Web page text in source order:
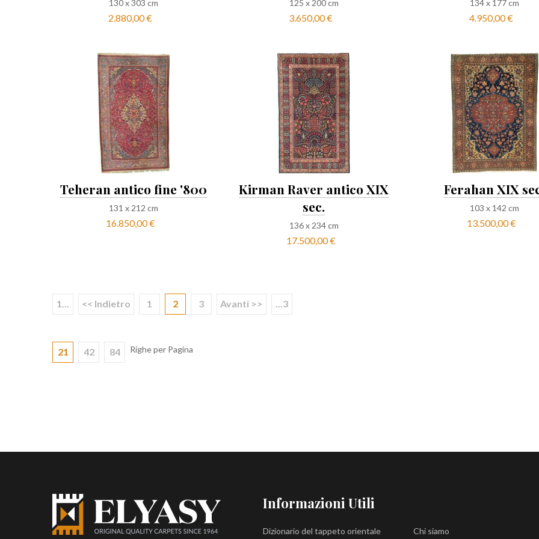
130x303 cm
2.880,00 €
125 x 200cm
3.650,00 €
134x 177cm
4.950,00 €
Teheran antico fine '800
131 x 212 cm
16.850,00 €
Kirman Raver antico XIX
sec.
136x 234cm
17.500,00 €
Ferahan XIX
103 x 142 cm
13.500,00 €
1... << Indietro 1 2 3 Avanti >> ...3
Righe per Pagina
21 42 84
Informazioni Utili
Dizionario del tappeto orientale Chi siamo